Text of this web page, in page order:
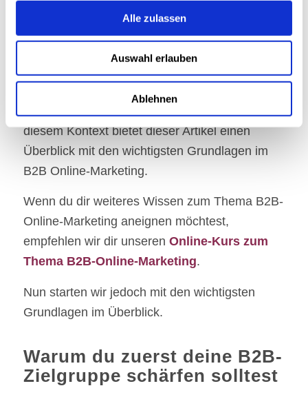
Alle zulassen
Auswahl erlauben
Ablehnen
In einer zunehmend digitalen Welt ist ein
Marketing für Marketingverantwortliche, CEOs
und Marketingleiter unerlässlich. Die Dynamik
des digitalen Marktes erfordert eine Anpassung
der traditionellen B2B-Marketingstrategien. In
diesem Kontext bietet dieser Artikel einen
Überblick mit den wichtigsten Grundlagen im
B2B Online-Marketing.
Wenn du dir weiteres Wissen zum Thema B2B-
Online-Marketing aneignen möchtest,
empfehlen wir dir unseren Online-Kurs zum
Thema B2B-Online-Marketing.
Nun starten wir jedoch mit den wichtigsten
Grundlagen im Überblick.
Warum du zuerst deine B2B-
Zielgruppe schärfen solltest